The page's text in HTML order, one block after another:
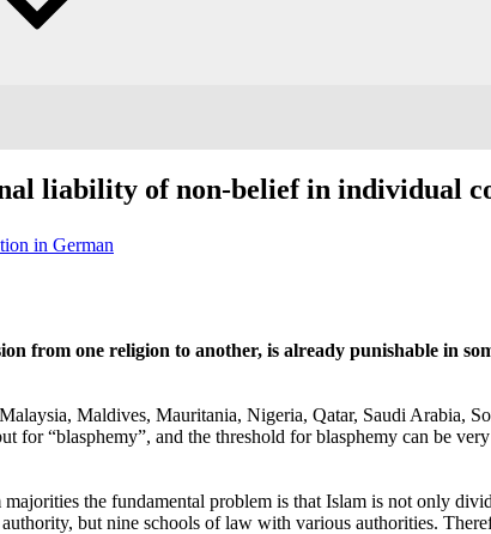
liability of non-belief in individual
in German
from one religion to another, is already punishable in
Maldives, Mauritania, Nigeria, Qatar, Saudi Arabia,
for “blasphemy”, and the threshold for blasphemy can be
the fundamental problem is that Islam is not only
but nine schools of law with various authorities.